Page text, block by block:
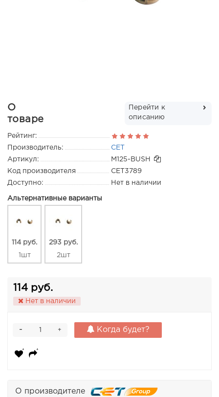
О
товаре
Перейти к
описанию
Рейтинг:
Производитель:
CET
Артикул:
M125-BUSH
Код производителя
CET3789
Доступно:
Нет в наличии
Альтернативные варианты
114 руб.
1шт
293 руб.
2шт
114 руб.
Нет в наличии
+
- Когда будет?
О производителе